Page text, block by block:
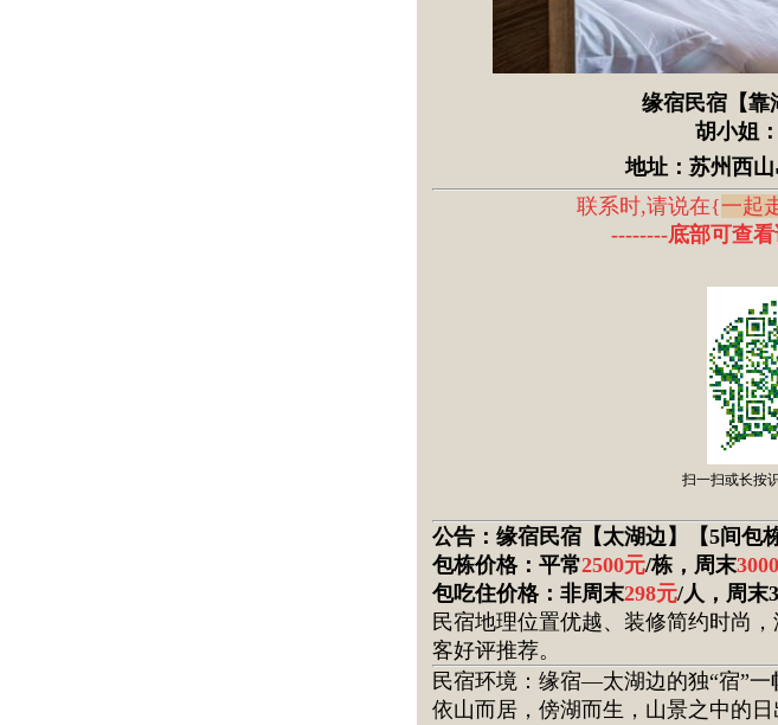
缘宿民宿【靠
胡小姐：
地址：苏州西
联系时,请说在{一起
--------底部可查
扫一扫或长按
公告： 缘宿民宿【太湖边】【5间包
包栋价格：平常2500元/栋，周末
包吃住价格：非周末298元/人，周末
民宿地理位置优越、装修简约时尚，
客好评推荐。
民宿环境：缘宿—太湖边的独“宿”一
依山而居，傍湖而生，山景之中的